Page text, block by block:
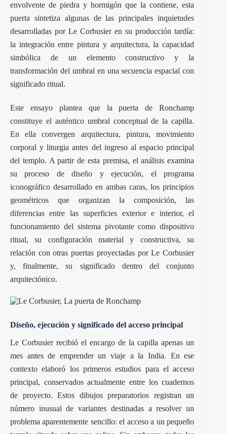
envolvente de piedra y hormigón que la contiene, esta
puerta sintetiza algunas de las principales inquietudes
desarrolladas por Le Corbusier en su producción tardía:
la integración entre pintura y arquitectura, la capacidad
simbólica de un elemento constructivo y la
transformación del umbral en una secuencia espacial con
significado ritual.
Este ensayo plantea que la puerta de Ronchamp
constituye el auténtico umbral conceptual de la capilla.
En ella convergen arquitectura, pintura, movimiento
corporal y liturgia antes del ingreso al espacio principal
del templo. A partir de esta premisa, el análisis examina
su proceso de diseño y ejecución, el programa
iconográfico desarrollado en ambas caras, los principios
geométricos que organizan la composición, las
diferencias entre las superficies exterior e interior, el
funcionamiento del sistema pivotante como dispositivo
ritual, su configuración material y constructiva, su
relación con otras puertas proyectadas por Le Corbusier
y, finalmente, su significado dentro del conjunto
arquitectónico.
Diseño, ejecución y significado del acceso principal
Le Corbusier recibió el encargo de la capilla apenas un
mes antes de emprender un viaje a la India. En ese
contexto elaboró los primeros estudios para el acceso
principal, conservados actualmente entre los cuadernos
de proyecto. Estos dibujos preparatorios registran un
número inusual de variantes destinadas a resolver un
problema aparentemente sencillo: el acceso a un pequeño